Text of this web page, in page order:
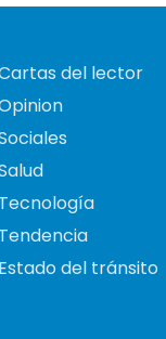
del lector
Tecnología
Tendencia
Estado del tránsito